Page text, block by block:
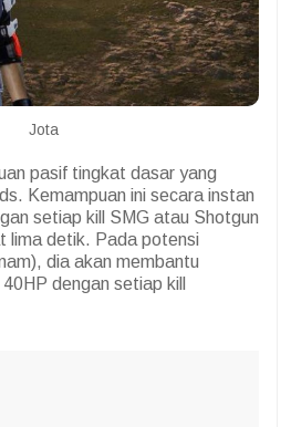
Jota
pasif tingkat dasar yang
Kemampuan ini secara instan
setiap kill SMG atau Shotgun
lima detik. Pada potensi
dia akan membantu
dengan setiap kill